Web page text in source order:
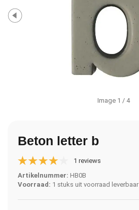
Image 1 / 4
Beton letter b
1 reviews
Artikelnummer: HB0B
Voorraad: 1 stuks uit voorraad leverbaar